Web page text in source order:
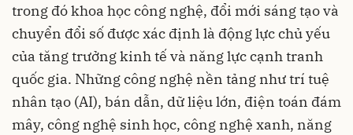
trong đó khoa học công nghệ, đổi mới sáng tạo và
chuyển đổi số được xác định là động lực chủ yếu
của tăng trưởng kinh tế và năng lực cạnh tranh
quốc gia. Những công nghệ nền tảng như trí tuệ
nhân tạo (AI), bán dẫn, dữ liệu lớn, điện toán đám
mây, công nghệ sinh học, công nghệ xanh, năng